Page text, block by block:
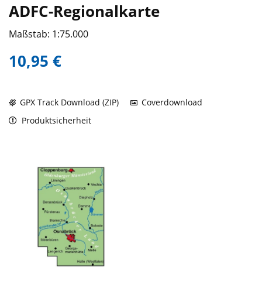
ADFC-Regionalkarte
Maßstab: 1:75.000
10,95 €
GPX Track Download (ZIP)
Coverdownload
Produktsicherheit